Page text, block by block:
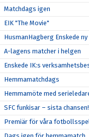
Matchdags igen
EIK "The Movie"
HusmanHagberg Enskede
A-lagens matcher i helgen
Enskede IK:s
Hemmamatchdags
Hemmamöte med
SFC funkisar – sista chansen!
Premiär för våra
Dags igen för hemmamatch